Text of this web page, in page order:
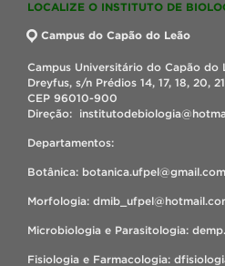
LOCALIZE O INSTITUTO DE
Campus do Capão do Leão
Campus Universitário do Capão do
Dreyfus, s/n Prédios 14, 17, 18, 20,
CEP 96010-900
Direção:
Departamentos:
Botânica: botanica.ufpel@gmail.com
Morfologia:
Microbiologia e Parasitologia:
Fisiologia e Farmacologia: